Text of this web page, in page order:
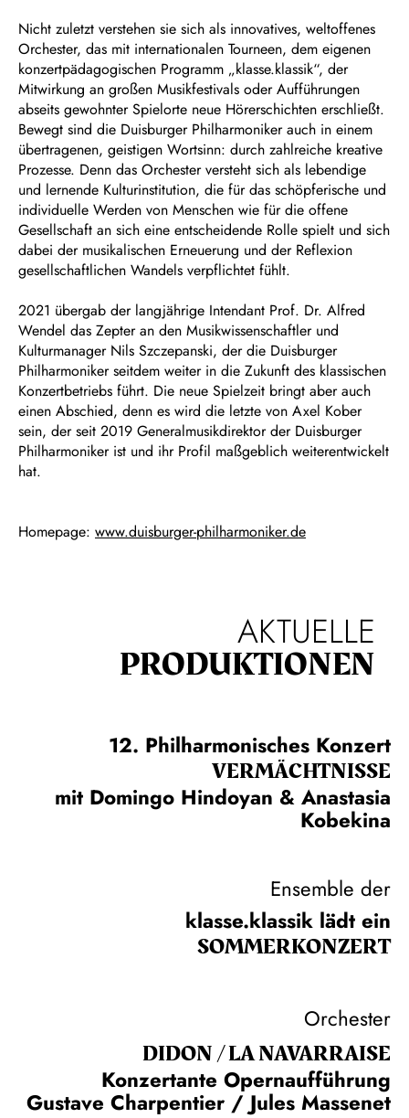
Nicht zuletzt verstehen sie sich als innovatives, weltoffenes
Orchester, das mit internationalen Tourneen, dem eigenen
konzertpädagogischen Programm „klasse.klassik“, der
Mitwirkung an großen Musikfestivals oder Aufführungen
abseits gewohnter Spielorte neue Hörerschichten erschließt.
Bewegt sind die Duisburger Philharmoniker auch in einem
übertragenen, geistigen Wortsinn: durch zahlreiche kreative
Prozesse. Denn das Orchester versteht sich als lebendige
und lernende Kulturinstitution, die für das schöpferische und
individuelle Werden von Menschen wie für die offene
Gesellschaft an sich eine entscheidende Rolle spielt und sich
dabei der musikalischen Erneuerung und der Reflexion
gesellschaftlichen Wandels verpflichtet fühlt.
2021 übergab der langjährige Intendant Prof. Dr. Alfred
Wendel das Zepter an den Musikwissenschaftler und
Kulturmanager Nils Szczepanski, der die Duisburger
Philharmoniker seitdem weiter in die Zukunft des klassischen
Konzertbetriebs führt. Die neue Spielzeit bringt aber auch
einen Abschied, denn es wird die letzte von Axel Kober
sein, der seit 2019 Generalmusikdirektor der Duisburger
Philharmoniker ist und ihr Profil maßgeblich weiterentwickelt
hat.
Homepage: www.duisburger-philharmoniker.de
AKTUELLE
PRODUKTIONEN
12. Philharmonisches Konzert
VERMÄCHTNISSE
mit Domingo Hindoyan & Anastasia
Kobekina
Ensemble der
klasse.klassik lädt ein
SOMMER­KONZERT
Orchester
DIDON / LA NAVAR­RAISE
Konzertante Opernaufführung
Gustave Charpentier / Jules Massenet